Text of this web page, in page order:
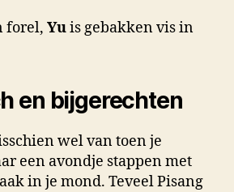
forel, Yuis gebakken vis in
en bijgerechten
wel van toen je
een avondje stappen met
in je mond. Teveel Pisang